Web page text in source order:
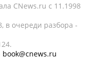
CNews.ru c 11.1998
в очереди разбора -
book@cnews.ru